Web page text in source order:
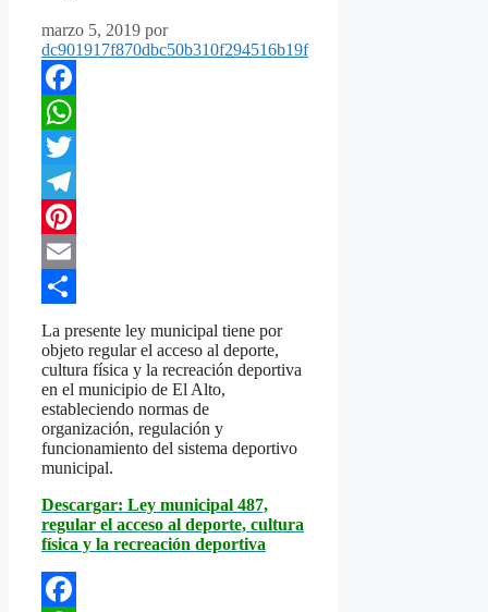
marzo 5, 2019 por
dc901917f870dbc50b310f294516b19f
Facebook
WhatsApp
Twitter
Telegram
Pinterest
Email
Compartir
La presente ley municipal tiene por
objeto regular el acceso al deporte,
cultura física y la recreación deportiva
en el municipio de El Alto,
estableciendo normas de
organización, regulación y
funcionamiento del sistema deportivo
municipal.
Descargar: Ley municipal 487,
regular el acceso al deporte, cultura
física y la recreación deportiva